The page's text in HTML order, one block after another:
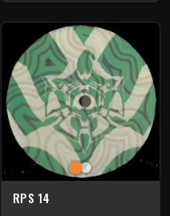
RPS 14